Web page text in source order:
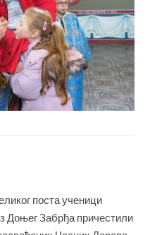
поста ученици
Доњег Забрђа причестили